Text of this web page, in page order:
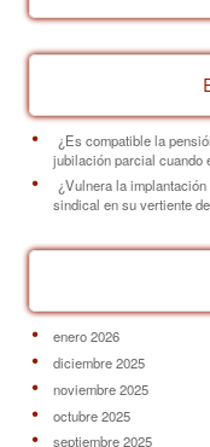
k
¿Es compatible la
jubilación parcial cuando
¿Vulnera la
sindical en su vertiente
enero 2026
diciembre 2025
noviembre 2025
octubre 2025
septiembre 2025